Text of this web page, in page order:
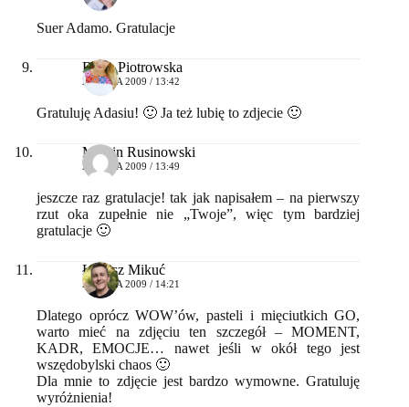
Suer Adamo. Gratulacje
Basia Piotrowska
27 MAJA 2009 / 13:42
Gratuluję Adasiu! 🙂 Ja też lubię to zdjecie 🙂
Marcin Rusinowski
27 MAJA 2009 / 13:49
jeszcze raz gratulacje! tak jak napisałem – na pierwszy
rzut oka zupełnie nie „Twoje”, więc tym bardziej
gratulacje 🙂
Łukasz Mikuć
27 MAJA 2009 / 14:21
Dlatego oprócz WOW’ów, pasteli i mięciutkich GO,
warto mieć na zdjęciu ten szczegół – MOMENT,
KADR, EMOCJE… nawet jeśli w okół tego jest
wszędobylski chaos 🙂
Dla mnie to zdjęcie jest bardzo wymowne. Gratuluję
wyróżnienia!